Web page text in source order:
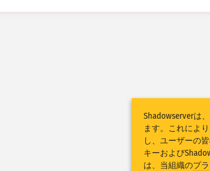
Shadowserverは
ます。これによ
し、ユーザーの
キーおよび
は、当組織のプ